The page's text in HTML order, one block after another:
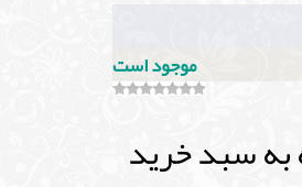
موجود است
به سبد خرید